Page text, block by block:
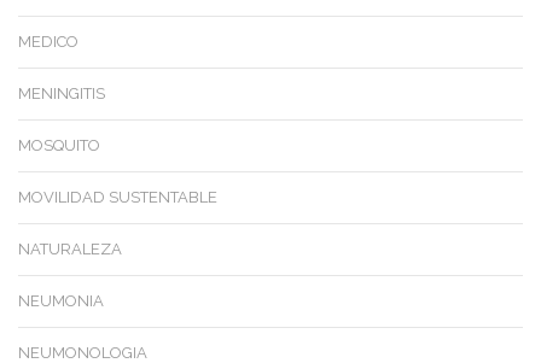
MEDICO
MENINGITIS
MOSQUITO
MOVILIDAD SUSTENTABLE
NATURALEZA
NEUMONIA
NEUMONOLOGIA